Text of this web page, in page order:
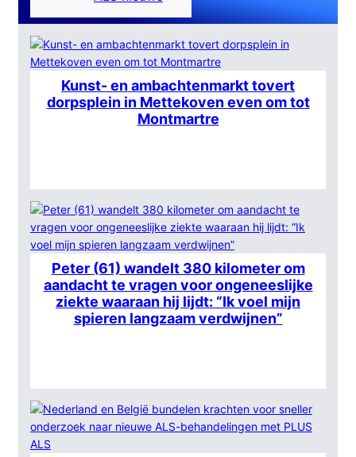
Kunst- en ambachtenmarkt tovert
dorpsplein in Mettekoven even om tot
Montmartre
ambachtenmarkt
tovert
dorpsplein
in
Mettekoven
even
om
Peter (61) wandelt 380 kilometer om
aandacht te vragen voor ongeneeslijke
ziekte waaraan hij lijdt: “Ik voel mijn
spieren langzaam verdwijnen”
wandelt
380